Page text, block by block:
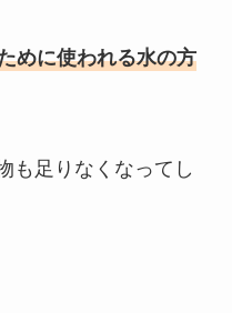
めに使われる水の方
も足りなくなってし